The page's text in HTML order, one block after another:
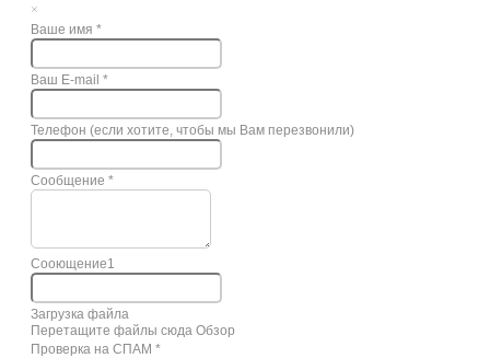
×
Ваше имя *
Ваш E-mail *
Телефон (если хотите, чтобы мы Вам перезвонили)
Сообщение *
Сооющение1
Загрузка файла
Перетащите файлы сюда Обзор
Проверка на СПАМ *